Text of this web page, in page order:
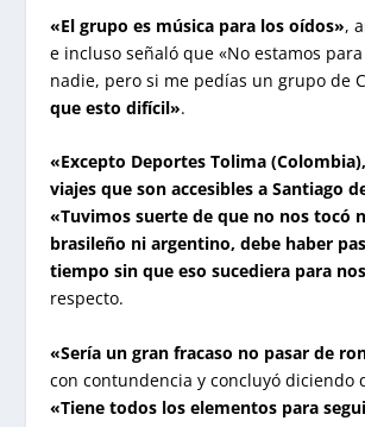
«El grupo es música para los oídos»,
e incluso señaló que «No estamos
nadie, pero si me pedías un grupo de
que esto difícil».
«Excepto Deportes Tolima
viajes que son accesibles a Santiago
«Tuvimos suerte de que no nos tocó
brasileño ni argentino, debe haber
tiempo sin que eso sucediera para
respecto.
«Sería un gran fracaso no pasar de
con contundencia y concluyó diciendo
«Tiene todos los elementos para